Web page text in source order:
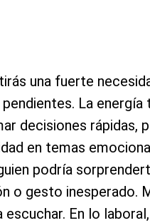
una fuerte
La
decisiones rápidas,
en temas
podría
o gesto inesperado.
escuchar. En lo